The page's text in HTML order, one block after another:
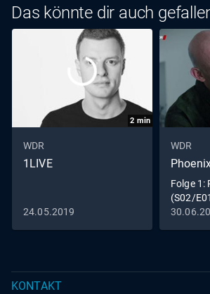
Das könnte dir auch
2 min
WDR
1LIVE
24.05.2019
WDR
Folge 1:
(S02/
KONTAKT